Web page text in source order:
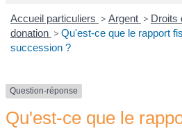
Accueil particuliers > Argent > Droits
donation > Qu'est-ce que le rapport
succession ?
Question-réponse
Qu'est-ce que le